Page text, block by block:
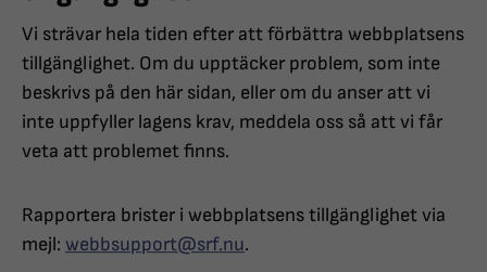
Vi strävar hela tiden efter att förbättra webbplatsens
tillgänglighet. Om du upptäcker problem, som inte
beskrivs på den här sidan, eller om du anser att vi
inte uppfyller lagens krav, meddela oss så att vi får
veta att problemet finns.
Rapportera brister i webbplatsens tillgänglighet via
mejl: webbsupport@srf.nu.